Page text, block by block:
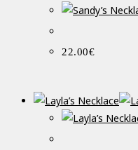
22.00€